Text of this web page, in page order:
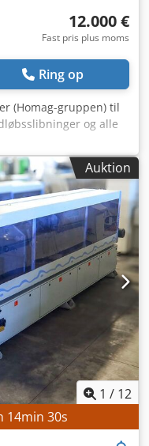
12.000 €
Fast pris plus moms
Ring op
(Homag-gruppen) til
og alle
Fungerer perfekt.
Auktion
1 / 12
14min 28s